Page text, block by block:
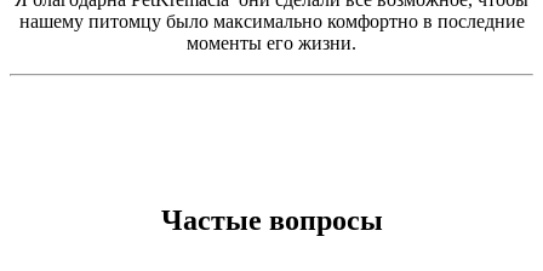
нашему питомцу было максимально комфортно в последние
моменты его жизни.
Частые вопросы